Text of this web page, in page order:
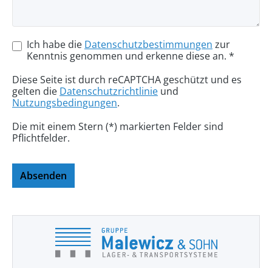
Ich habe die Datenschutzbestimmungen zur
Kenntnis genommen und erkenne diese an. *
Diese Seite ist durch reCAPTCHA geschützt und es
gelten die Datenschutzrichtlinie und
Nutzungsbedingungen.
Die mit einem Stern (*) markierten Felder sind
Pflichtfelder.
Absenden